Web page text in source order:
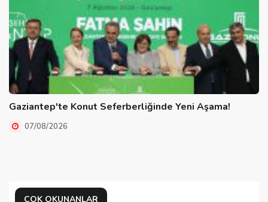
Gaziantep'te Konut Seferberliğinde Yeni Aşama!
07/08/2026
ÇOK OKUNANLAR